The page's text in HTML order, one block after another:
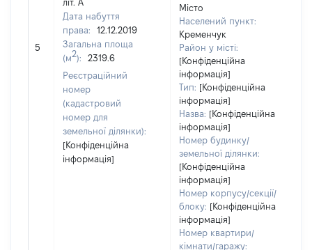
5
літ. А
Дата набуття
права:
12.12.2019
Загальна площа
(м2):
2319.6
Реєстраційний
номер
(кадастровий
номер для
земельної ділянки):
[Конфіденційна
інформація]
Місто
Населений пункт:
Кременчук
Район у місті:
[Конфіденційна
інформація]
Тип: [Конфіденційна
інформація]
Назва: [Конфіденційна
інформація]
Номер будинку/
земельної ділянки:
[Конфіденційна
інформація]
Номер корпусу/секції/
блоку: [Конфіденційна
інформація]
Номер квартири/
кімнати/гаражу: